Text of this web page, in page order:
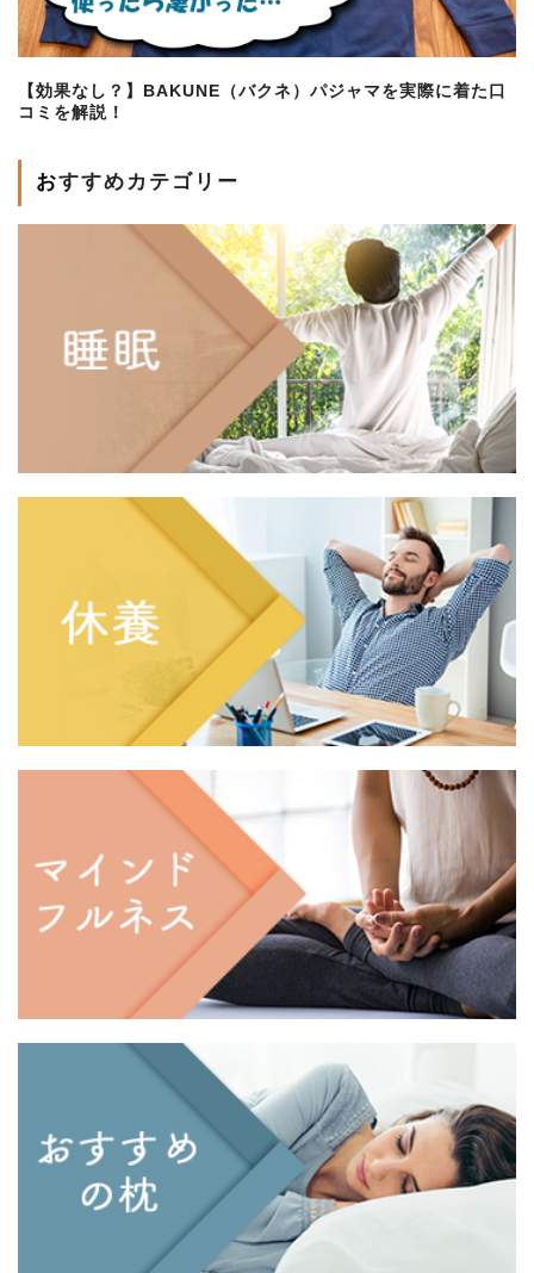
【効果なし？】BAKUNE（バクネ）パジャマを実際に着た口
コミを解説！
おすすめカテゴリー